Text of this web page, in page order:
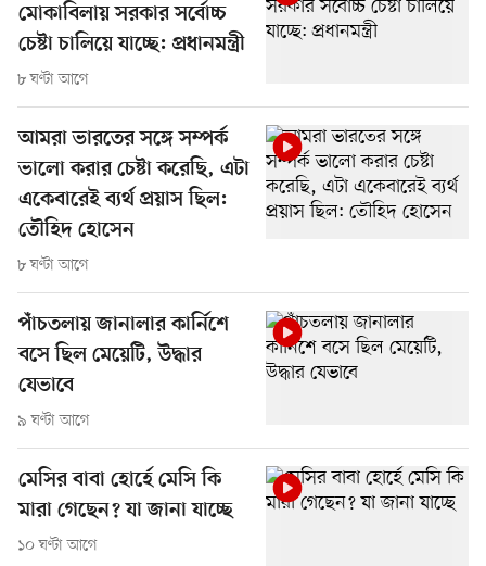
মোকাবিলায় সরকার সর্বোচ্চ
চেষ্টা চালিয়ে যাচ্ছে: প্রধানমন্ত্রী
৮ ঘণ্টা আগে
আমরা ভারতের সঙ্গে সম্পর্ক
ভালো করার চেষ্টা করেছি, এটা
একেবারেই ব্যর্থ প্রয়াস ছিল:
তৌহিদ হোসেন
৮ ঘণ্টা আগে
পাঁচতলায় জানালার কার্নিশে
বসে ছিল মেয়েটি, উদ্ধার
যেভাবে
৯ ঘণ্টা আগে
মেসির বাবা হোর্হে মেসি কি
মারা গেছেন? যা জানা যাচ্ছে
১০ ঘণ্টা আগে